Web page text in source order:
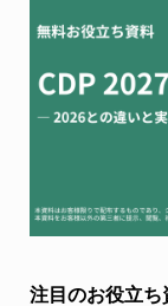
注目のお役立ち